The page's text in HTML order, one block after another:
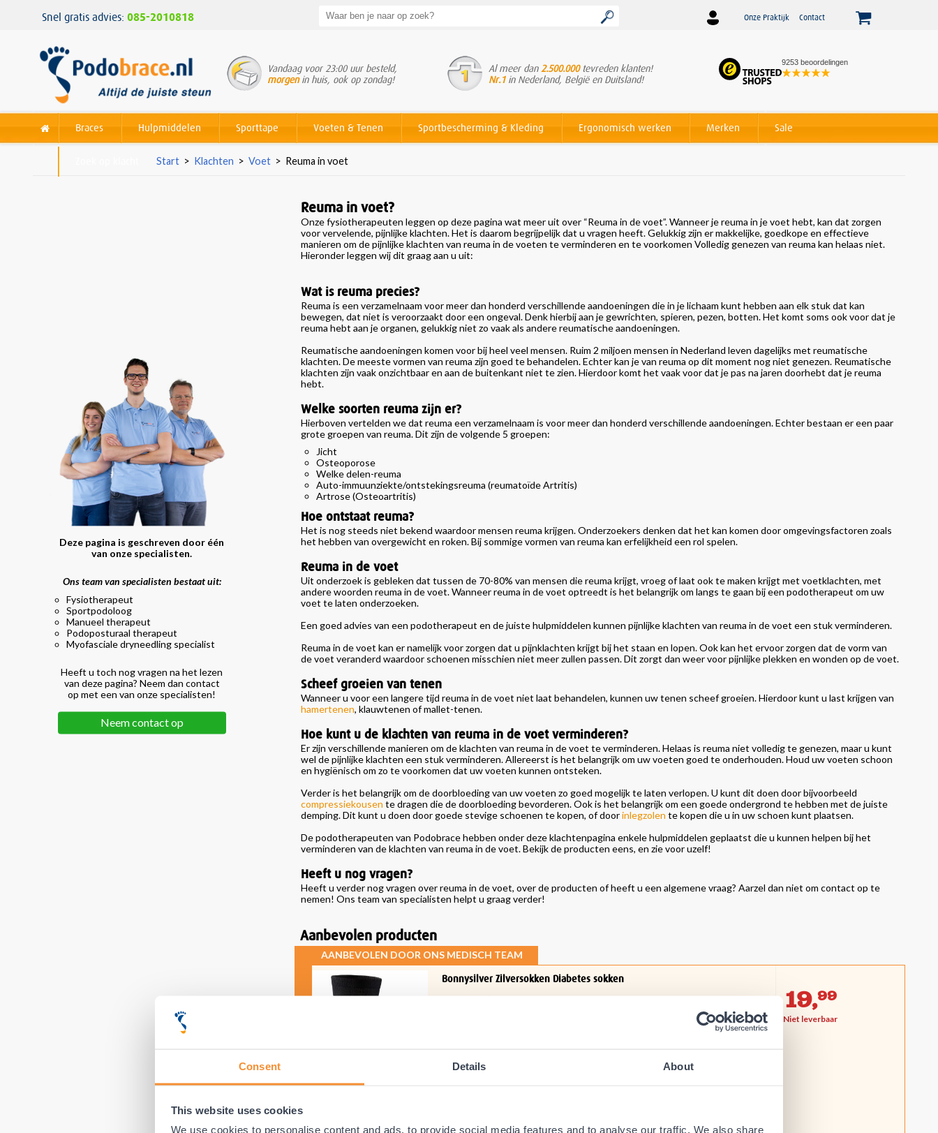
Consent Details About
This website uses cookies
We use cookies to personalise content and ads, to provide social media features and to analyse our traffic. We also share
Snel gratis advies: 085-2010818 Onze Praktijk Contact
9253 beoordelingen
Vandaag voor 23:00 uur besteld,
morgenin huis, ook op zondag!
Al meer dan 2.500.000tevreden klanten!
Nr.1in Nederland, België en Duitsland!
WinnaarBeslist Webshop
Award voor beste service!
Braces Hulpmiddelen Sporttape Voeten & Tenen Sportbescherming & Kleding Ergonomisch werken Merken Sale
Start > Klachten > Voet > Reuma in voet
Deze pagina is geschreven door één
van onze specialisten.
Ons team van specialisten bestaat uit:
Fysiotherapeut
Sportpodoloog
Manueel therapeut
Podoposturaal therapeut
Myofasciale dryneedling specialist
Heeft u toch nog vragen na het lezen
van deze pagina? Neem dan contact
op met een van onze specialisten!
Neem contact op
Reuma in voet?
Onze fysiotherapeuten leggen op deze pagina wat meer uit over “Reuma in de voet”. Wanneer je reuma in je voet hebt, kan dat zorgen
voor vervelende, pijnlijke klachten. Het is daarom begrijpelijk dat u vragen heeft. Gelukkig zijn er makkelijke, goedkope en effectieve
manieren om de pijnlijke klachten van reuma in de voeten te verminderen en te voorkomen Volledig genezen van reuma kan helaas niet.
Hieronder leggen wij dit graag aan u uit:
Wat is reuma precies?
Reuma is een verzamelnaam voor meer dan honderd verschillende aandoeningen die in je lichaam kunt hebben aan elk stuk dat kan
bewegen, dat niet is veroorzaakt door een ongeval. Denk hierbij aan je gewrichten, spieren, pezen, botten. Het komt soms ook voor dat je
reuma hebt aan je organen, gelukkig niet zo vaak als andere reumatische aandoeningen.
Reumatische aandoeningen komen voor bij heel veel mensen. Ruim 2 miljoen mensen in Nederland leven dagelijks met reumatische
klachten. De meeste vormen van reuma zijn goed te behandelen. Echter kan je van reuma op dit moment nog niet genezen. Reumatische
klachten zijn vaak onzichtbaar en aan de buitenkant niet te zien. Hierdoor komt het vaak voor dat je pas na jaren doorhebt dat je reuma
hebt.
Welke soorten reuma zijn er?
Hierboven vertelden we dat reuma een verzamelnaam is voor meer dan honderd verschillende aandoeningen. Echter bestaan er een paar
grote groepen van reuma. Dit zijn de volgende 5 groepen:
Jicht
Osteoporose
Welke delen-reuma
Auto-immuunziekte/ontstekingsreuma (reumatoïde Artritis)
Artrose (Osteoartritis)
Hoe ontstaat reuma?
Het is nog steeds niet bekend waardoor mensen reuma krijgen. Onderzoekers denken dat het kan komen door omgevingsfactoren zoals
het hebben van overgewicht en roken. Bij sommige vormen van reuma kan erfelijkheid een rol spelen.
Reuma in de voet
Uit onderzoek is gebleken dat tussen de 70-80% van mensen die reuma krijgt, vroeg of laat ook te maken krijgt met voetklachten, met
andere woorden reuma in de voet. Wanneer reuma in de voet optreedt is het belangrijk om langs te gaan bij een podotherapeut om uw
voet te laten onderzoeken.
Een goed advies van een podotherapeut en de juiste hulpmiddelen kunnen pijnlijke klachten van reuma in de voet een stuk verminderen.
Reuma in de voet kan er namelijk voor zorgen dat u pijnklachten krijgt bij het staan en lopen. Ook kan het ervoor zorgen dat de vorm van
de voet veranderd waardoor schoenen misschien niet meer zullen passen. Dit zorgt dan weer voor pijnlijke plekken en wonden op de voet.
Scheef groeien van tenen
Wanneer u voor een langere tijd reuma in de voet niet laat behandelen, kunnen uw tenen scheef groeien. Hierdoor kunt u last krijgen van
hamertenen, klauwtenen of mallet-tenen.
Hoe kunt u de klachten van reuma in de voet verminderen?
Er zijn verschillende manieren om de klachten van reuma in de voet te verminderen. Helaas is reuma niet volledig te genezen, maar u kunt
wel de pijnlijke klachten een stuk verminderen. Allereerst is het belangrijk om uw voeten goed te onderhouden. Houd uw voeten schoon
en hygiënisch om zo te voorkomen dat uw voeten kunnen ontsteken.
Verder is het belangrijk om de doorbloeding van uw voeten zo goed mogelijk te laten verlopen. U kunt dit doen door bijvoorbeeld
compressiekousen te dragen die de doorbloeding bevorderen. Ook is het belangrijk om een goede ondergrond te hebben met de juiste
demping. Dit kunt u doen door goede stevige schoenen te kopen, of doorinlegzolen te kopen die u in uw schoen kunt plaatsen.
De podotherapeuten van Podobrace hebben onder deze klachtenpagina enkele hulpmiddelen geplaatst die u kunnen helpen bij het
verminderen van de klachten van reuma in de voet. Bekijk de producten eens, en zie voor uzelf!
Heeft u nog vragen?
Heeft u verder nog vragen over reuma in de voet, over de producten of heeft u een algemene vraag? Aarzel dan niet om contact op te
nemen! Ons team van specialisten helpt u graag verder!
Aanbevolen producten
AANBEVOLEN DOOR ONS MEDISCH TEAM
Bonnysilver Zilversokken Diabetes sokken
De Bonnysilver Zilversokken Diabetes sokken zijn speciaal ontworpen voor
19,99
Niet leverbaar